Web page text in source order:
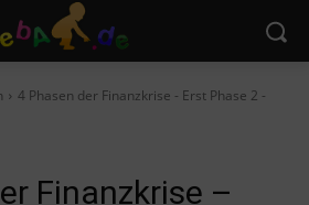
4 Phasen der Finanzkrise - Erst Phase 2 -
Finanzkrise –